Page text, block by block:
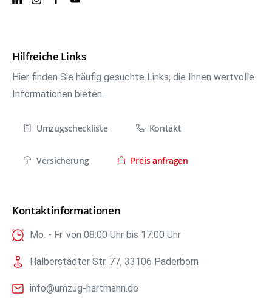
Hilfreiche Links
Hier finden Sie häufig gesuchte Links, die Ihnen wertvolle
Informationen bieten.
Umzugscheckliste Kontakt
Versicherung Preis anfragen
Kontaktinformationen
Mo. - Fr. von 08:00 Uhr bis 17:00 Uhr
Halberstädter Str. 77, 33106 Paderborn
info@umzug-hartmann.de